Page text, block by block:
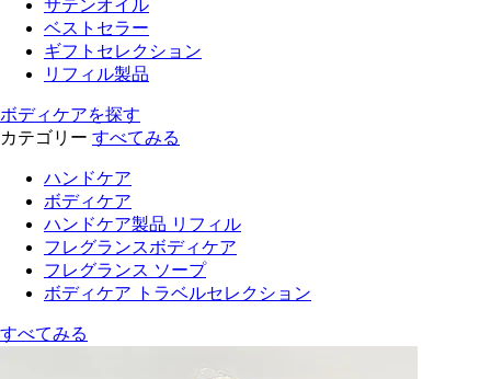
サテンオイル
ベストセラー
ギフトセレクション
リフィル製品
ボディケアを探す
カテゴリー すべてみる
ハンドケア
ボディケア
ハンドケア製品 リフィル
フレグランスボディケア
フレグランス ソープ
ボディケア トラベルセレクション
すべてみる